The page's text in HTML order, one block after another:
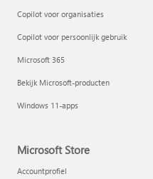
Copilot voor organisaties
Copilot voor persoonlijk gebruik
Microsoft 365
Bekijk Microsoft-producten
Windows 11-apps
Microsoft Store
Accountprofiel